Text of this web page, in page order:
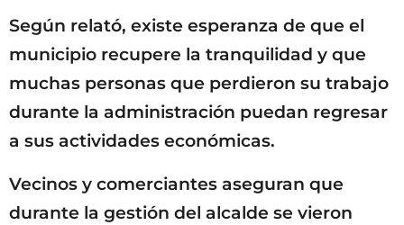
Según relató, existe esperanza de que el
municipio recupere la tranquilidad y que
muchas personas que perdieron su trabajo
durante la administración puedan regresar
a sus actividades económicas.
Vecinos y comerciantes aseguran que
durante la gestión del alcalde se vieron